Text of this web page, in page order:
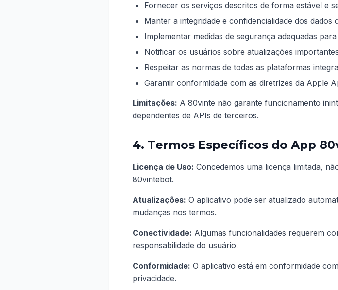
Fornecer os serviços descritos de forma estável e
Manter a integridade e confidencialidade dos dados
Implementar medidas de segurança adequadas
Notificar os usuários sobre atualizações
Respeitar as normas de todas as plataformas
Garantir conformidade com as diretrizes da Apple
Limitações: A 80vinte não garante funcionamento
dependentes de APIs de terceiros.
4. Termos Específicos do App
Licença de Uso: Concedemos uma licença limitada,
80vintebot.
Atualizações: O aplicativo pode ser atualizado
mudanças nos termos.
Conectividade: Algumas funcionalidades requerem
responsabilidade do usuário.
Conformidade: O aplicativo está em conformidade
privacidade.